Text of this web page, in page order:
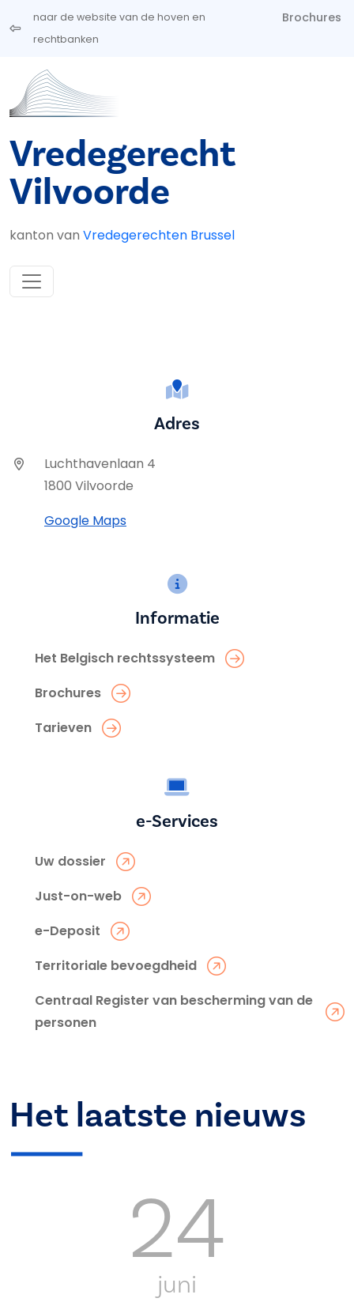
Overslaan en naar de inhoud gaan
naar de website van de hoven en
rechtbanken
Brochures
Vredegerecht
Vilvoorde
kanton van Vredegerechten Brussel
Adres
Luchthavenlaan 4
1800 Vilvoorde
Google Maps
Informatie
Het Belgisch rechtssysteem
Brochures
Tarieven
e-Services
Uw dossier
Just-on-web
e-Deposit
Territoriale bevoegdheid
Centraal Register van bescherming van de
personen
Het laatste nieuws
24
juni